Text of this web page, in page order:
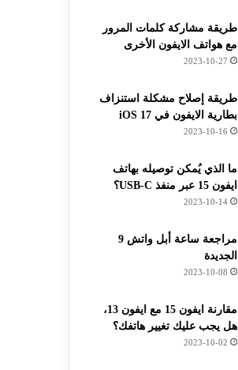
طريقة مشاركة كلمات المرور
مع هواتف الايفون الأخرى
2023-10-27
طريقة إصلاح مشكلة استنزاف
بطارية الايفون في iOS 17
2023-10-16
ما الذي يُمكن توصيله بهاتف
ايفون 15 عبر منفذ USB-C؟
2023-10-14
مراجعة ساعة أبل واتش 9
الجديدة
2023-10-08
مقارنة ايفون 15 مع ايفون 13،
هل يجب عليك تغيير هاتفك؟
2023-10-02